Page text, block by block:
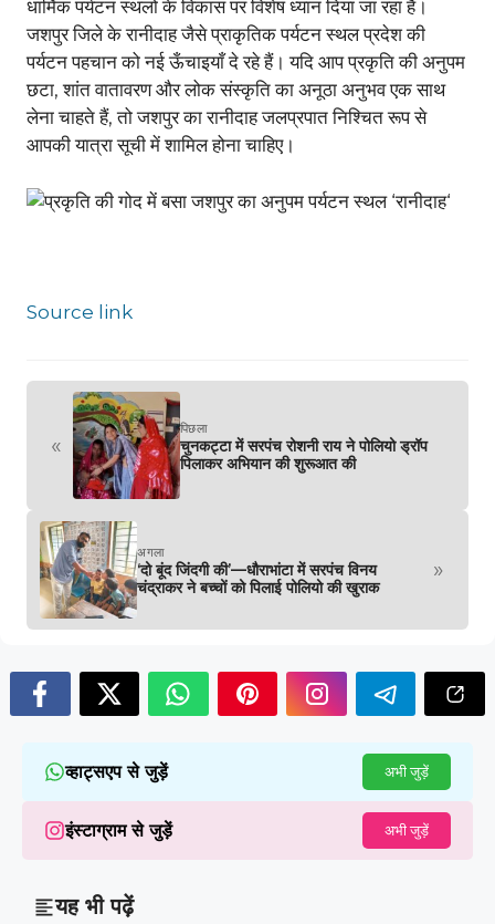
धार्मिक पर्यटन स्थलों के विकास पर विशेष ध्यान दिया जा रहा है।
जशपुर जिले के रानीदाह जैसे प्राकृतिक पर्यटन स्थल प्रदेश की
पर्यटन पहचान को नई ऊँचाइयाँ दे रहे हैं। यदि आप प्रकृति की अनुपम
छटा, शांत वातावरण और लोक संस्कृति का अनूठा अनुभव एक साथ
लेना चाहते हैं, तो जशपुर का रानीदाह जलप्रपात निश्चित रूप से
आपकी यात्रा सूची में शामिल होना चाहिए।
Source link
«
पिछला
चुनकट्टा में सरपंच रोशनी राय ने पोलियो ड्रॉप
पिलाकर अभियान की शुरूआत की
अगला
‘दो बूंद जिंदगी की’—धौराभांटा में सरपंच विनय
चंद्राकर ने बच्चों को पिलाई पोलियो की खुराक
»
व्हाट्सएप से जुड़ें अभी जुड़ें
इंस्टाग्राम से जुड़ें अभी जुड़ें
यह भी पढ़ें